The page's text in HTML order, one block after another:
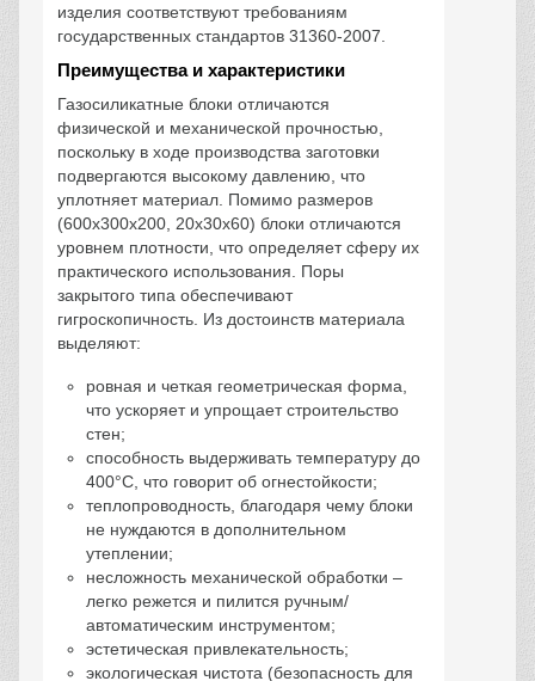
изделия соответствуют требованиям
государственных стандартов 31360-2007.
Преимущества и характеристики
Газосиликатные блоки отличаются
физической и механической прочностью,
поскольку в ходе производства заготовки
подвергаются высокому давлению, что
уплотняет материал. Помимо размеров
(600х300х200, 20х30х60) блоки отличаются
уровнем плотности, что определяет сферу их
практического использования. Поры
закрытого типа обеспечивают
гигроскопичность. Из достоинств материала
выделяют:
ровная и четкая геометрическая форма,
что ускоряет и упрощает строительство
стен;
способность выдерживать температуру до
400°С, что говорит об огнестойкости;
теплопроводность, благодаря чему блоки
не нуждаются в дополнительном
утеплении;
несложность механической обработки –
легко режется и пилится ручным/
автоматическим инструментом;
эстетическая привлекательность;
экологическая чистота (безопасность для